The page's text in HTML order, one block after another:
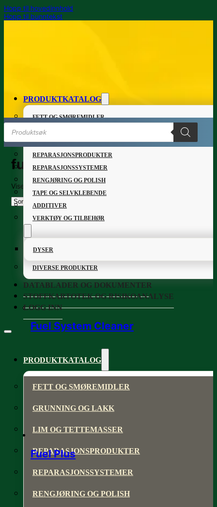
Hopp til hovedinnhold
Hopp til bunntekst
PRODUKTKATALOG
FETT OG SMØREMIDLER
GRUNNING OG LAKK
LIM OG TETTEMASSER
REPARASJONSPRODUKTER
REPARASJONSSYSTEMER
RENGJØRING OG POLISH
TAPE OG SELVKLEBENDE
ADDITIVER
VERKTØY OG TILBEHØR
DYSER
DIVERSE PRODUKTER
DATABLADER OG DOKUMENTER
STOFFKARTOTEK OG RISIKOANALYSE
LOGG INN
PRODUKTKATALOG
FETT OG SMØREMIDLER
GRUNNING OG LAKK
LIM OG TETTEMASSER
REPARASJONSPRODUKTER
REPARASJONSSYSTEMER
RENGJØRING OG POLISH
Products
search
fuel
Viser alle 6 resultaterSortert
etter
Fuel System Cleaner
Fuel Plus